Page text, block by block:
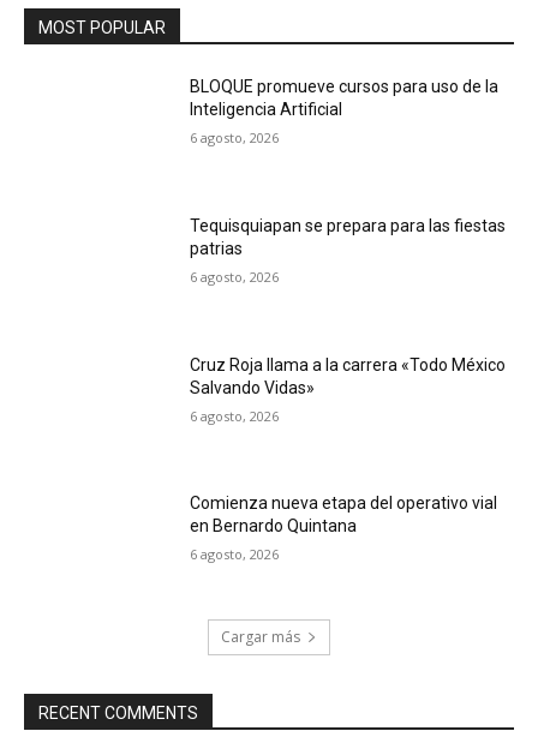
MOST POPULAR
BLOQUE promueve cursos para uso de la
Inteligencia Artificial
6 agosto, 2026
Tequisquiapan se prepara para las fiestas
patrias
6 agosto, 2026
Cruz Roja llama a la carrera «Todo México
Salvando Vidas»
6 agosto, 2026
Comienza nueva etapa del operativo vial
en Bernardo Quintana
6 agosto, 2026
Cargar más
RECENT COMMENTS